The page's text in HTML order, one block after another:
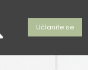
Učlanite se